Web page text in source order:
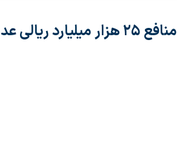
منافع ۲۵ هزار میلیارد ریالی عدم خاموشی برای صنایع خریدار برق سبز